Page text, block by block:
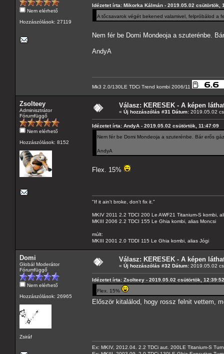
Nem elérhető
Hozzászólások: 27119
Idézetet írta: Mikorka Kálmán - 2019.05.02 csütörtök,
A tőcsavarok végét bekened valamivel, felpróbálod a
Nem fér be Domi Mondeoja a szuterénbe.
AndyA
Mk3 2.0/130LE TDCi Trend kombi 2006/11
Zsolteey
Adminisztrátor
Fórumfüggő
Nem elérhető
Hozzászólások: 8152
Válasz: KERESEK - A képen
« Új hozzászólás #31 Dátum: 2019.05.02
Idézetet írta: AndyA - 2019.05.02 csütörtök, 11:47:09
Nem fér be Domi Mondeoja a szuterénbe. Bár erős
AndyA
Flex. 15%
"If it ain't broke, don't fix it."
MKIV 2011 2.2 TDCI 200 Le AWF21 Titanium-S kombi,
MKIII 2006 2.2 TDCI 155 Le Ghia kombi, alias Moncsi
múlt:
MKIII 2001 2.0 TDDI 115 Le Ghia kombi, alias Jógi
Domi
Globál Moderátor
Fórumfüggő
Nem elérhető
Hozzászólások: 26965
Zsiráf
Válasz: KERESEK - A képen
« Új hozzászólás #32 Dátum: 2019.05.02
Idézetet írta: Zsolteey - 2019.05.02 csütörtök, 12:39:52
Flex. 15%
Először kitalálod, hogy rossz felnit vettem,
Ex: MKIV, 2012.04. 2.2 TDCi aut. 200LE Titanium-S